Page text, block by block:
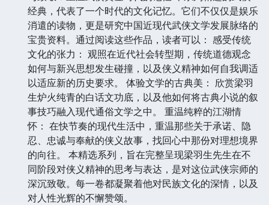
经典，代表了一个时代的文化记忆。它们不仅仅是娱乐
消遣的读物，更是研究中国近现代武侠文学发展脉络的
宝贵资料。通过阅读这些作品，读者可以： 感受传统
文化的张力： 观照在近代社会转型期，传统道德观念
如何与新兴思想发生碰撞，以及侠义精神如何自我调适
以适应新的历史要求。 体验文学的古典美： 欣赏梁羽
生炉火纯青的白话文功底，以及他如何将古典小说的叙
事技巧融入现代通俗文学之中。 重温纯粹的江湖情
怀： 在快节奏的现代生活中，重温那些关于承诺、隐
忍、忠诚与奉献的侠义故事，找回心中那份对理想境界
的向往。 本精选系列，旨在完整呈现梁羽生先生在不
同阶段对侠义精神的思考与表达，是对这位武侠宗师的
深沉致敬。每一卷都凝聚着他对民族文化的深情，以及
对人性光辉的不懈赞颂。